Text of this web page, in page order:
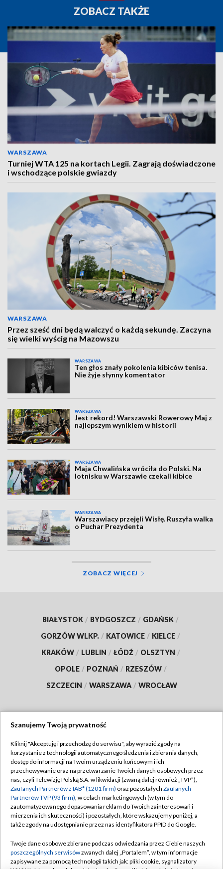
ZOBACZ TAKŻE
WARSZAWA
Turniej WTA 125 na kortach Legii. Zagrają doświadczone
i wschodzące polskie gwiazdy
WARSZAWA
Przez sześć dni będą walczyć o każdą sekundę. Zaczyna
się wielki wyścig na Mazowszu
WARSZAWA
Ten głos znały pokolenia kibiców tenisa.
Nie żyje słynny komentator
WARSZAWA
Jest rekord! Warszawski Rowerowy Maj z
najlepszym wynikiem w historii
WARSZAWA
Maja Chwalińska wróciła do Polski. Na
lotnisku w Warszawie czekali kibice
WARSZAWA
Warszawiacy przejęli Wisłę. Ruszyła walka
o Puchar Prezydenta
ZOBACZ WIĘCEJ
BIAŁYSTOK / BYDGOSZCZ / GDAŃSK /
GORZÓW WLKP. / KATOWICE / KIELCE /
KRAKÓW / LUBLIN / ŁÓDŹ / OLSZTYN /
OPOLE / POZNAŃ / RZESZÓW /
SZCZECIN / WARSZAWA / WROCŁAW
TVP
Abonament TVP
Emisja w TVP
Centrum informacji TVP
Naziemna Telewizja Cyfrowa
Rada Programowa
System NOS
Regulamin TVP
Polityka prywatności
Moje zgody
Pomoc
Kontakt
Szanujemy Twoją prywatność
Kliknij "Akceptuję i przechodzę do serwisu", aby wyrazić zgody na
korzystanie z technologii automatycznego śledzenia i zbierania danych,
dostęp do informacji na Twoim urządzeniu końcowym i ich
przechowywanie oraz na przetwarzanie Twoich danych osobowych przez
nas, czyli Telewizję Polską S.A. w likwidacji (zwaną dalej również „TVP”),
Zaufanych Partnerów z IAB* (1201 firm) oraz pozostałych Zaufanych
Partnerów TVP (93 firm), w celach marketingowych (w tym do
zautomatyzowanego dopasowania reklam do Twoich zainteresowań i
mierzenia ich skuteczności) i pozostałych, które wskazujemy poniżej, a
także zgody na udostępnianie przez nas identyfikatora PPID do Google.
Twoje dane osobowe zbierane podczas odwiedzania przez Ciebie naszych
poszczególnych serwisówzwanych dalej „Portalem”, w tym informacje
zapisywane za pomocą technologii takich jak: pliki cookie, sygnalizatory